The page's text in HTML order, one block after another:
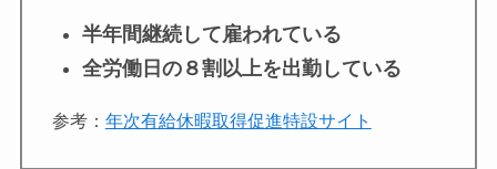
半年間継続して雇われている
全労働日の８割以上を出勤している
参考： 年次有給休暇取得促進特設サイト